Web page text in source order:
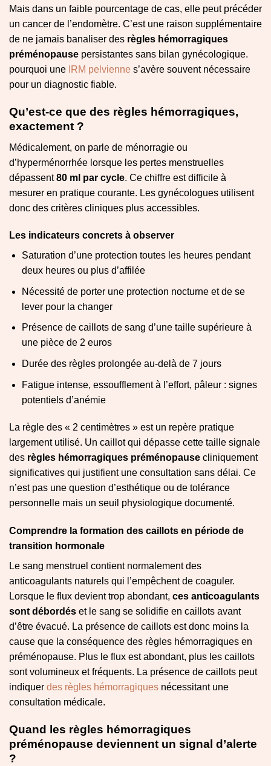
Mais dans un faible pourcentage de cas, elle peut précéder
un cancer de l’endomètre. C’est une raison supplémentaire
de ne jamais banaliser des règles hémorragiques
préménopause persistantes sans bilan gynécologique.
pourquoi une IRM pelvienne s’avère souvent nécessaire
pour un diagnostic fiable.
Qu’est-ce que des règles hémorragiques,
exactement ?
Médicalement, on parle de ménorragie ou
d’hyperménorrhée lorsque les pertes menstruelles
dépassent80 ml par cycle. Ce chiffre est difficile à
mesurer en pratique courante. Les gynécologues utilisent
donc des critères cliniques plus accessibles.
Les indicateurs concrets à observer
Saturation d’une protection toutes les heures pendant
deux heures ou plus d’affilée
Nécessité de porter une protection nocturne et de se
lever pour la changer
Présence de caillots de sang d’une taille supérieure à
une pièce de 2 euros
Durée des règles prolongée au-delà de 7 jours
Fatigue intense, essoufflement à l’effort, pâleur : signes
potentiels d’anémie
La règle des « 2 centimètres » est un repère pratique
largement utilisé. Un caillot qui dépasse cette taille signale
des règles hémorragiques préménopause cliniquement
significatives qui justifient une consultation sans délai. Ce
n’est pas une question d’esthétique ou de tolérance
personnelle mais un seuil physiologique documenté.
Comprendre la formation des caillots en période de
transition hormonale
Le sang menstruel contient normalement des
anticoagulants naturels qui l’empêchent de coaguler.
Lorsque le flux devient trop abondant, ces anticoagulants
sont débordés et le sang se solidifie en caillots avant
d’être évacué. La présence de caillots est donc moins la
cause que la conséquence des règles hémorragiques en
préménopause. Plus le flux est abondant, plus les caillots
sont volumineux et fréquents. La présence de caillots peut
indiquer des règles hémorragiques nécessitant une
consultation médicale.
Quand les règles hémorragiques
préménopause deviennent un signal d’alerte
?